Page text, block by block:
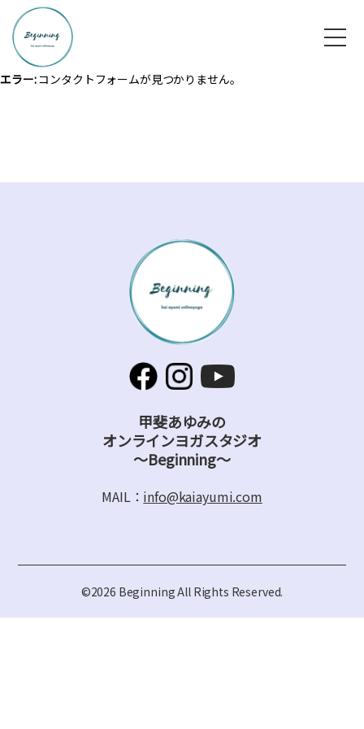
エラー:コンタクトフォームが見つかりません。
甲斐あゆみの
オンラインヨガスタジオ
～Beginning～
MAIL： info@kaiayumi.com
©2026 Beginning All Rights Reserved.